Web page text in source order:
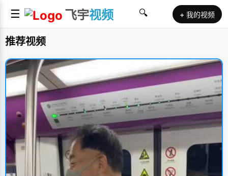
☰ 飞宇视频 🔍 + 我的视频
推荐视频